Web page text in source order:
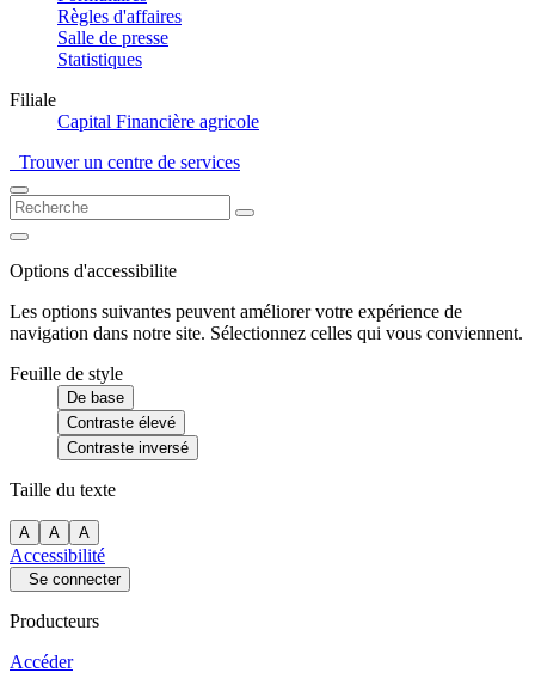
Règles d'affaires
Salle de presse
Statistiques
Filiale
Capital Financière agricole
Trouver un centre de services
Options d'accessibilite
Les options suivantes peuvent améliorer votre expérience de
navigation dans notre site. Sélectionnez celles qui vous conviennent.
Feuille de style
De base
Contraste élevé
Contraste inversé
Taille du texte
A A A
Accessibilité
Se connecter
Producteurs
Accéder